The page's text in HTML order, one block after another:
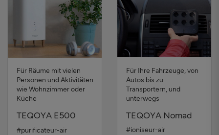
Für Räume mit vielen
Personen und Aktivitäten
wie Wohnzimmer oder
Küche
TEQOYA E500
#purificateur-air
Für Ihre Fahrzeuge, von
Autos bis zu
Transportern, und
unterwegs
TEQOYA Nomad
#ioniseur-air